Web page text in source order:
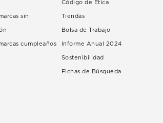
sin
cumpleaños
Código de Ética
Tiendas
Bolsa de Trabajo
Informe Anual 2024
Sostenibilidad
Fichas de Búsqueda